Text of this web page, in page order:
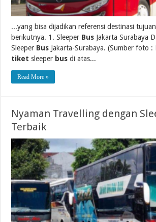
...yang bisa dijadikan referensi destinasi
berikutnya. 1. Sleeper Bus Jakarta Surabaya
Sleeper Bus Jakarta-Surabaya. (Sumber foto :
tiket sleeper bus di atas...
Read More »
Nyaman Travelling dengan
Terbaik